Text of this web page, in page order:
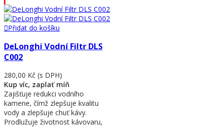
Přidat do košíku
DeLonghi Vodní Filtr DLS
C002
280,00 Kč (s DPH)
Kup víc, zaplať míň
Zajišťuje redukci vodního
kamene, čímž zlepšuje kvalitu
vody a zlepšuje chuť kávy.
Prodlužuje životnost kávovaru,